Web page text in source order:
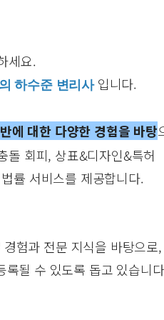
세요.
하수준 변리사입니다.
에 대한 다양한 경험을 바탕
돌 회피, 상표&디자인&특허
률 서비스를 제공합니다.
험과 전문 지식을 바탕으로,
될 수 있도록 돕고 있습니